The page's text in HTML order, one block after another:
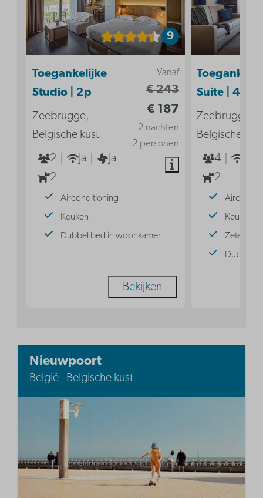
9
Vanaf
€ 243
€ 187
2 nachten
2 personen
Toegankelijke
Studio | 2p
Zeebrugge,
Belgische kust
2
Ja
Ja
2
Airconditioning
Keuken
Dubbel bed in woonkamer
Bekijken
Suite | 4p
Zeebrugge,
Belgische
4
2
Keuken
Zetelbed
Dubbel
Nieuwpoort
België - Belgische kust